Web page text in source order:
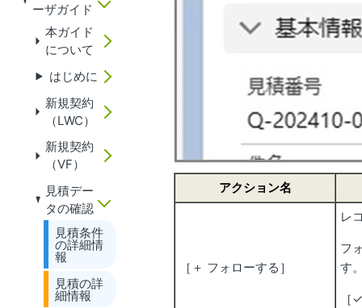
ーザガイド
本ガイド
について
はじめに
新規契約
（LWC）
新規契約
（VF）
見積デー
タの確認
見積条件
の詳細情
報
見積の詳
細情報
アクション名
［＋ フォローする］
レ
フ
す